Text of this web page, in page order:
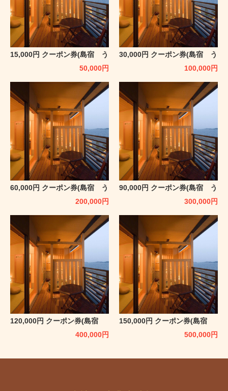
15,000円 クーポン券(島宿 う
50,000円
30,000円 クーポン券(島宿 う
100,000円
60,000円 クーポン券(島宿 う
200,000円
90,000円 クーポン券(島宿 う
300,000円
120,000円 クーポン券(島宿
400,000円
150,000円 クーポン券(島宿
500,000円